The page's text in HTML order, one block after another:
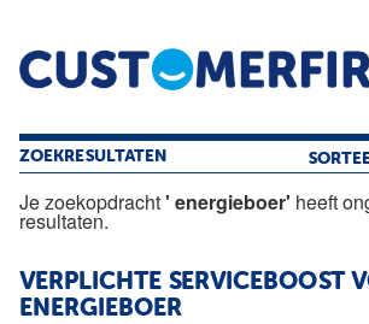
Home Opinie Archief
ZOEKRESULTATEN
Je zoekopdracht' energieboer' heeft
resultaten.
VERPLICHTE SERVICEBOOST
ENERGIEBOER